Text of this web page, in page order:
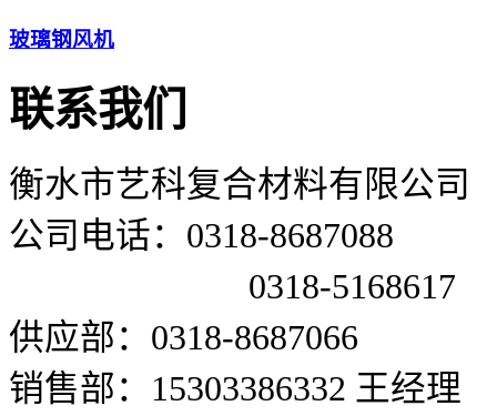
玻璃钢风机
联系我们
衡水市艺科复合材料有限公司
公司电话：0318-8687088
0318-5168617
供应部：0318-8687066
销售部：15303386332 王经理